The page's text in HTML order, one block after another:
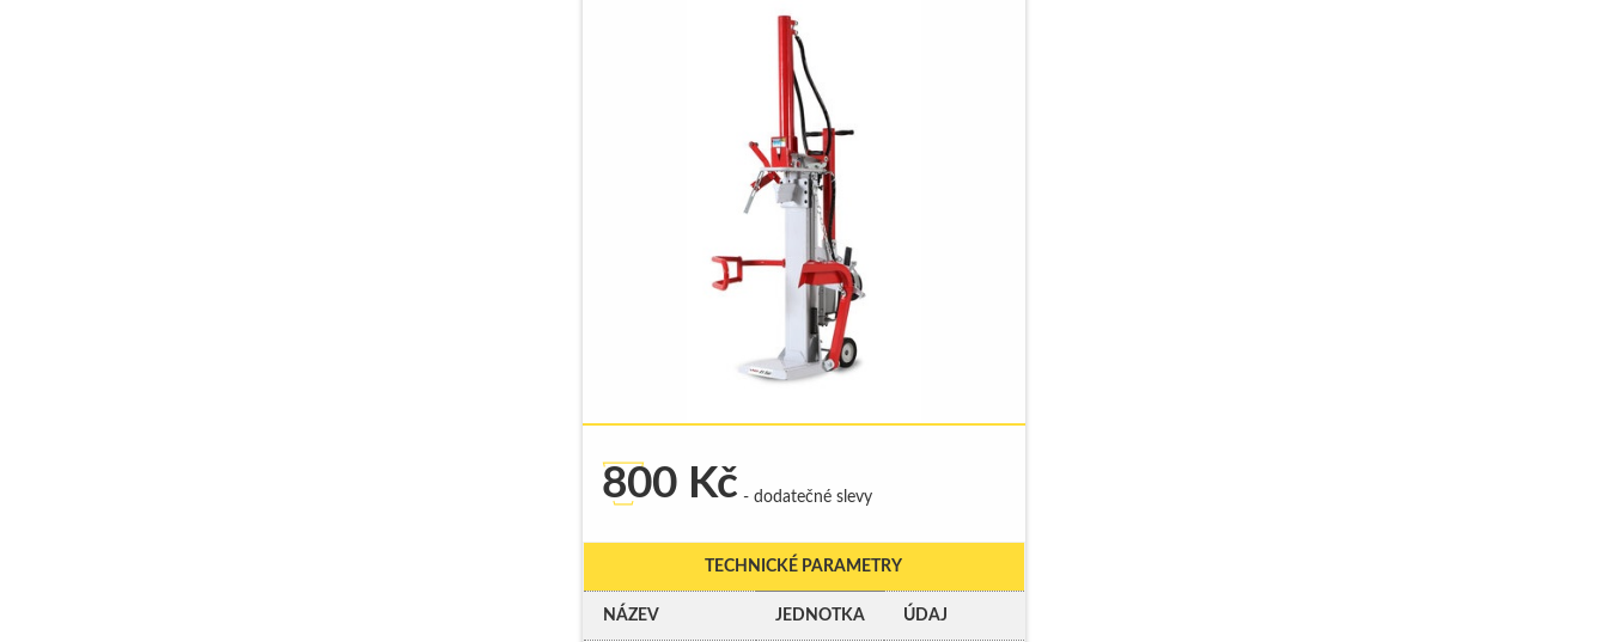
800 Kč - dodatečné slevy
TECHNICKÉ PARAMETRY
NÁZEV JEDNOTKA ÚDAJ